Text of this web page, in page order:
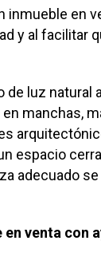
inmueble en
y al facilitar
de luz natural
manchas,
espacio
adecuado
venta con